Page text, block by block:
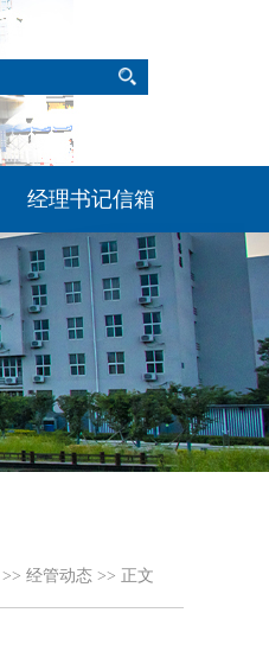
经理书记信箱
>> 经管动态 >> 正文